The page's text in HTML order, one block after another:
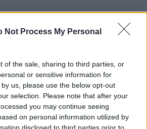
Not Process My Personal
of the sale, sharing to third parties, or
or sensitive information for
us, please use the below opt-out
selection. Please note that after your
you may continue seeing
on personal information utilized by
disclosed to third parties prior to
- 00:45
fortreffelig :-)
Svar